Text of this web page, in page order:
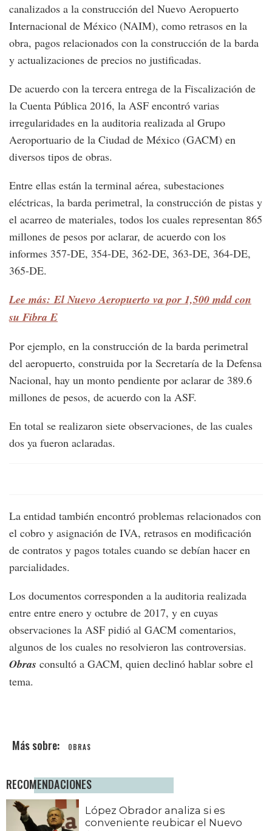
canalizados a la construcción del Nuevo Aeropuerto
Internacional de México (NAIM), como retrasos en la
obra, pagos relacionados con la construcción de la barda
y actualizaciones de precios no justificadas.
De acuerdo con la tercera entrega de la Fiscalización de
la Cuenta Pública 2016, la ASF encontró varias
irregularidades en la auditoria realizada al Grupo
Aeroportuario de la Ciudad de México (GACM) en
diversos tipos de obras.
Entre ellas están la terminal aérea, subestaciones
eléctricas, la barda perimetral, la construcción de pistas y
el acarreo de materiales, todos los cuales representan 865
millones de pesos por aclarar, de acuerdo con los
informes 357-DE, 354-DE, 362-DE, 363-DE, 364-DE,
365-DE.
Lee más: El Nuevo Aeropuerto va por 1,500 mdd con
su Fibra E
Por ejemplo, en la construcción de la barda perimetral
del aeropuerto, construida por la Secretaría de la Defensa
Nacional, hay un monto pendiente por aclarar de 389.6
millones de pesos, de acuerdo con la ASF.
En total se realizaron siete observaciones, de las cuales
dos ya fueron aclaradas.
La entidad también encontró problemas relacionados con
el cobro y asignación de IVA, retrasos en modificación
de contratos y pagos totales cuando se debían hacer en
parcialidades.
Los documentos corresponden a la auditoria realizada
entre entre enero y octubre de 2017, y en cuyas
observaciones la ASF pidió al GACM comentarios,
algunos de los cuales no resolvieron las controversias.
Obras consultó a GACM, quien declinó hablar sobre el
tema.
OBRAS
RECOMENDACIONES
López Obrador analiza si es
conveniente reubicar el Nuevo